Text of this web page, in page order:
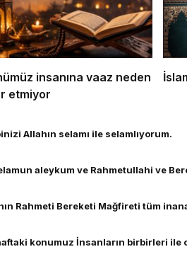
insanına vaaz neden
etmiyor
Allahın selamı ile selamlıyorum.
aleykum ve Rahmetullahi ve
Rahmeti Bereketi Mağfireti tüm
konumuz İnsanların birbirleri ile